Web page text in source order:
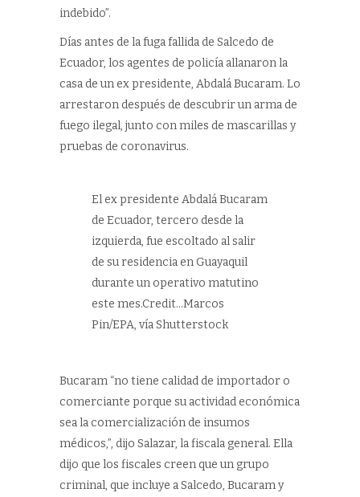
indebido”.
Días antes de la fuga fallida de Salcedo de
Ecuador, los agentes de policía allanaron la
casa de un ex presidente, Abdalá Bucaram. Lo
arrestaron después de descubrir un arma de
fuego ilegal, junto con miles de mascarillas y
pruebas de coronavirus.
El ex presidente Abdalá Bucaram
de Ecuador, tercero desde la
izquierda, fue escoltado al salir
de su residencia en Guayaquil
durante un operativo matutino
este mes.Credit…Marcos
Pin/EPA, vía Shutterstock
Bucaram “no tiene calidad de importador o
comerciante porque su actividad económica
sea la comercialización de insumos
médicos,”, dijo Salazar, la fiscala general. Ella
dijo que los fiscales creen que un grupo
criminal, que incluye a Salcedo, Bucaram y